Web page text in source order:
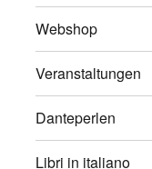
Webshop
Veranstaltungen
Danteperlen
Libri in italiano